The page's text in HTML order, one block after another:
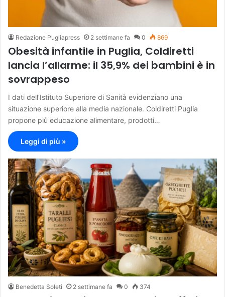
Redazione Pugliapress 2 settimane fa 0 869
Obesità infantile in Puglia, Coldiretti
lancia l’allarme: il 35,9% dei bambini è in
sovrappeso
I dati dell’Istituto Superiore di Sanità evidenziano una
situazione superiore alla media nazionale. Coldiretti Puglia
propone più educazione alimentare, prodotti…
Leggi di più »
Benedetta Soleti 2 settimane fa 0 374